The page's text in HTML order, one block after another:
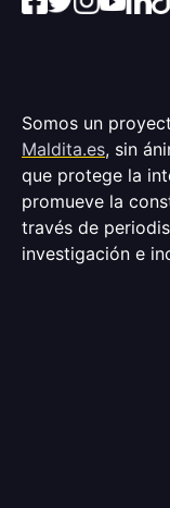
Somos un
Maldita.es, sin
que protege la
promueve la
través de
investigación e